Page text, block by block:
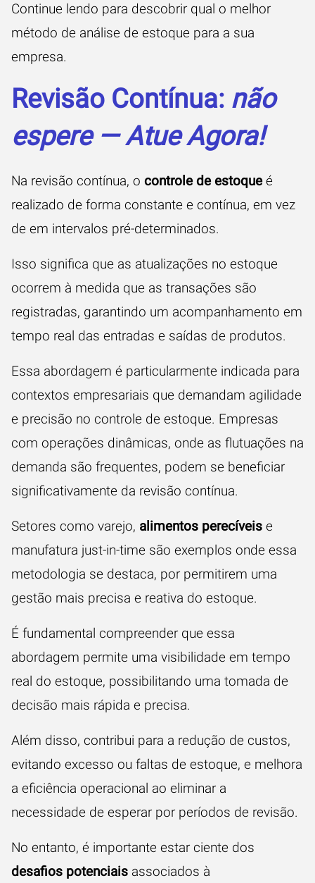
Continue lendo para descobrir qual o melhor
método de análise de estoque para a sua
empresa.
Revisão Contínua: não
espere — Atue Agora!
Na revisão contínua, o controle de estoqueé
realizado de forma constante e contínua, em vez
de em intervalos pré-determinados.
Isso significa que as atualizações no estoque
ocorrem à medida que as transações são
registradas, garantindo um acompanhamento em
tempo real das entradas e saídas de produtos.
Essa abordagem é particularmente indicada para
contextos empresariais que demandam agilidade
e precisão no controle de estoque. Empresas
com operações dinâmicas, onde as flutuações na
demanda são frequentes, podem se beneficiar
significativamente da revisão contínua.
Setores como varejo, alimentos perecíveis e
manufatura just-in-time são exemplos onde essa
metodologia se destaca, por permitirem uma
gestão mais precisa e reativa do estoque.
É fundamental compreender que essa
abordagem permite uma visibilidade em tempo
real do estoque, possibilitando uma tomada de
decisão mais rápida e precisa.
Além disso, contribui para a redução de custos,
evitando excesso ou faltas de estoque, e melhora
a eficiência operacional ao eliminar a
necessidade de esperar por períodos de revisão.
No entanto, é importante estar ciente dos
desafios potenciais associados à